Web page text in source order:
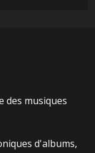
des musiques
d'albums,